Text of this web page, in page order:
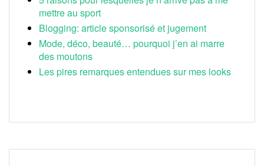
mettre au sport
Blogging: article sponsorisé et jugement
Mode, déco, beauté… pourquoi j’en ai marre
des moutons
Les pires remarques entendues sur mes looks